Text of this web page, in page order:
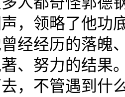
，领略了他
经经历的落魄
、努力的结果
，不管遇到什